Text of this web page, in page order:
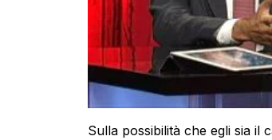
Sulla possibilità che egli sia il